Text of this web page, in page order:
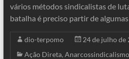
vários métodos sindicalistas de
batalha é preciso partir de
dio-terpomo
24 de julho de
Ação Direta, Anarcossindicalismo